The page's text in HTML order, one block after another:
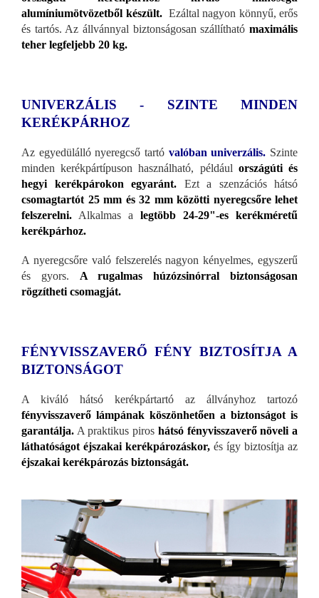
alumíniumötvözetből készült.Ezáltal nagyon könnyű, erős
és tartós. Az állvánnyal biztonságosan szállítható maximális
teher legfeljebb 20 kg.
UNIVERZÁLIS - SZINTE MINDEN
KERÉKPÁRHOZ
Az egyedülálló nyeregcső tartó valóban univerzális. Szinte
minden kerékpártípuson használható, például országúti és
hegyi kerékpárokon egyaránt. Ezt a szenzációs hátsó
csomagtartót 25 mm és 32 mm közötti nyeregcsőre lehet
felszerelni. Alkalmas a legtöbb 24-29"-es kerékméretű
kerékpárhoz.
A nyeregcsőre való felszerelés nagyon kényelmes, egyszerű
és gyors. A rugalmas húzózsinórral biztonságosan
rögzítheti csomagját.
FÉNYVISSZAVERŐ FÉNY BIZTOSÍTJA A
BIZTONSÁGOT
A kiváló hátsó kerékpártartó az állványhoz tartozó
fényvisszaverő lámpának köszönhetően a biztonságot is
garantálja. A praktikus piros hátsó fényvisszaverő növeli a
láthatóságot éjszakai kerékpározáskor, és így biztosítja az
éjszakai kerékpározás biztonságát.